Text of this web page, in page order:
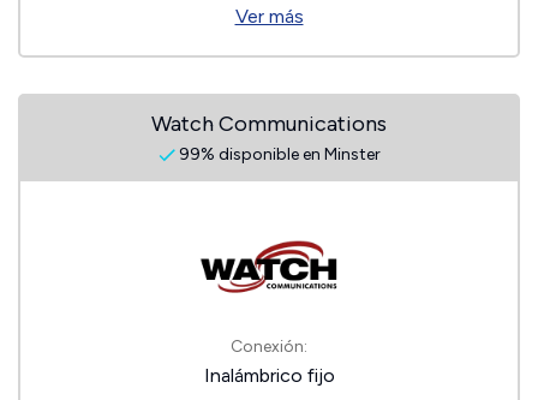
Ver más
Watch Communications
99% disponible en Minster
Conexión:
Inalámbrico fijo